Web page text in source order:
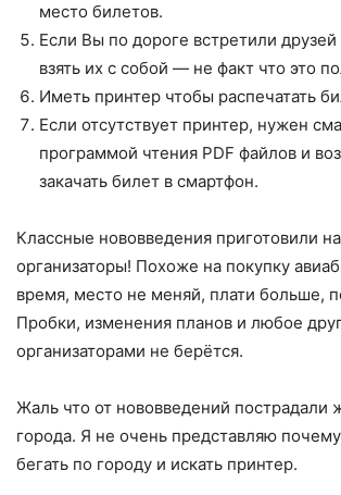
место билетов.
Если Вы по дороге встретили друзей
взять их с собой — не факт что это
Иметь принтер чтобы распечатать
Если отсутствует принтер, нужен
программой чтения PDF файлов и
закачать билет в смартфон.
Классные нововведения приготовили
организаторы! Похоже на покупку
время, место не меняй, плати больше,
Пробки, изменения планов и любое
организаторами не берётся.
Жаль что от нововведений пострадали
города. Я не очень представляю
бегать по городу и искать принтер.